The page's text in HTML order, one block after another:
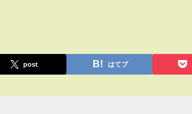
post はてブ